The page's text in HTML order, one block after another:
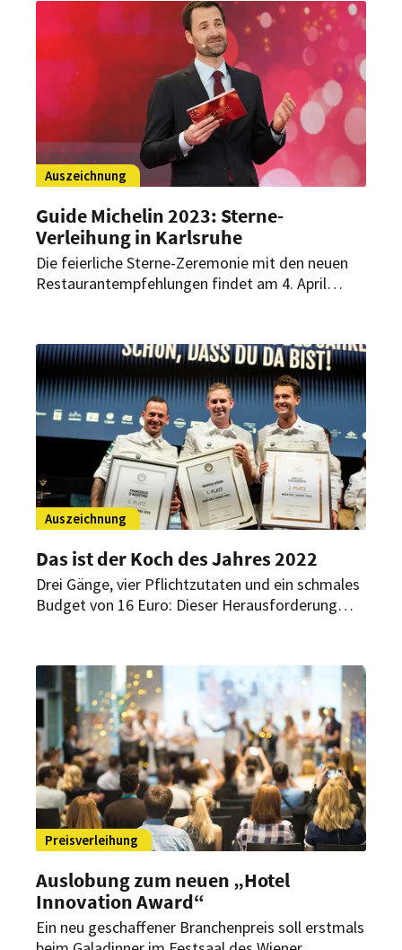
weltweit bekannt.
Auszeichnung
Guide Michelin 2023: Sterne-
Verleihung in Karlsruhe
Die feierliche Sterne-Zeremonie mit den neuen
Restaurantempfehlungen findet am 4. April
begeistert und sich so den Zuschlag für die
Sterne-Verleihung gesichert.
Auszeichnung
Das ist der Koch des Jahres 2022
Drei Gänge, vier Pflichtzutaten und ein schmales
Budget von 16 Euro: Dieser Herausforderung
stellen. Ein Koch aus Wolfsburg überzeugte die
Jury mit seinem Menü.
Preisverleihung
Auslobung zum neuen „Hotel
Innovation Award“
Ein neu geschaffener Branchenpreis soll erstmals